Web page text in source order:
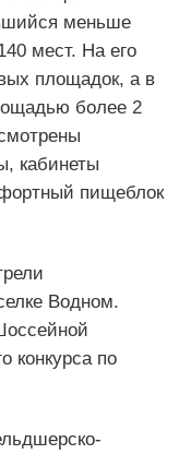
меньше
мест. На его
площадок, а в
более 2
кабинеты
пищеблок
Водном.
конкурса по